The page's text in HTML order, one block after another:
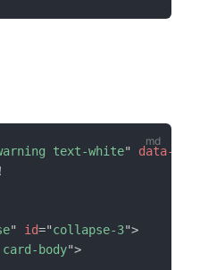
text-white"
data-bs-
" id="collapse-3">
body">